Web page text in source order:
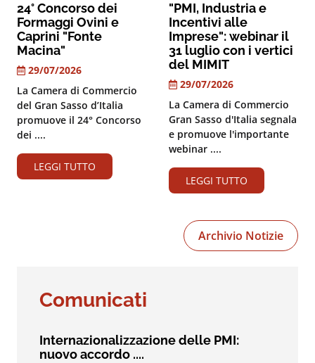
24° Concorso dei
Formaggi Ovini e
Caprini "Fonte
Macina"
29/07/2026
La Camera di Commercio
del Gran Sasso d’Italia
promuove il 24° Concorso
dei ....
LEGGI TUTTO
"PMI, Industria e
Incentivi alle
Imprese": webinar il
31 luglio con i vertici
del MIMIT
29/07/2026
La Camera di Commercio
Gran Sasso d'Italia segnala
e promuove l'importante
webinar ....
LEGGI TUTTO
Archivio Notizie
Comunicati
Internazionalizzazione delle PMI:
nuovo accordo ....